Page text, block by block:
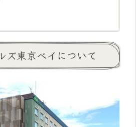
ズ東京ベイについて